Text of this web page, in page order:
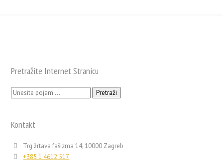
Pretražite Internet Stranicu
Pretraži:
Kontakt
Trg žrtava fašizma 14, 10000 Zagreb
+385 1 4612 517